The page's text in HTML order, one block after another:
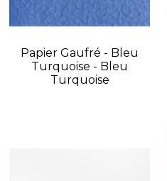
Papier Gaufré - Bleu
Turquoise - Bleu
Turquoise